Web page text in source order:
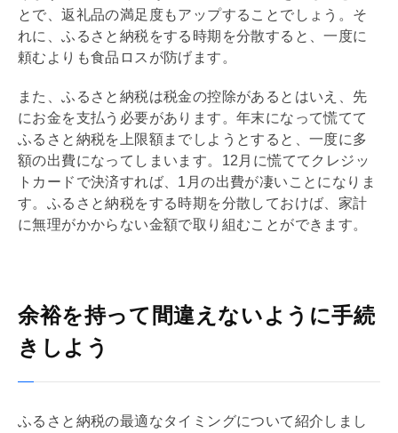
とで、返礼品の満足度もアップすることでしょう。そ
れに、ふるさと納税をする時期を分散すると、一度に
頼むよりも食品ロスが防げます。
また、ふるさと納税は税金の控除があるとはいえ、先
にお金を支払う必要があります。年末になって慌てて
ふるさと納税を上限額までしようとすると、一度に多
額の出費になってしまいます。12月に慌ててクレジッ
トカードで決済すれば、1月の出費が凄いことになりま
す。ふるさと納税をする時期を分散しておけば、家計
に無理がかからない金額で取り組むことができます。
余裕を持って間違えないように手続
きしよう
ふるさと納税の最適なタイミングについて紹介しまし